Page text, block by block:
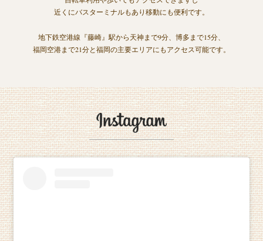
近くにバスターミナルもあり移動にも便利です。
地下鉄空港線『藤崎』駅から天神まで9分、博多まで15分、
福岡空港まで21分と福岡の主要エリアにもアクセス可能です。